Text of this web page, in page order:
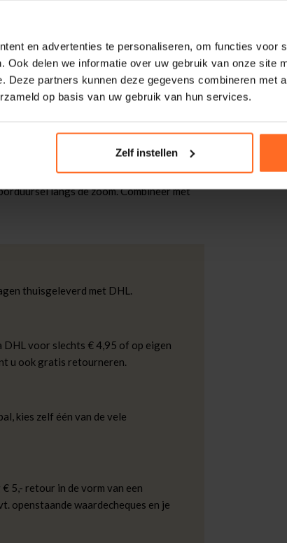
en advertenties te personaliseren, om functies voor
Ook delen we informatie over uw gebruik van onze site
Deze partners kunnen deze gegevens combineren met
op basis van uw gebruik van hun services.
Zelf instellen
lang en draagt maat 36
De elastische taille zit
pijpen geven bewegingsvrijheid.
langs de zoom. Combineer met
thuisgeleverd met DHL.
voor slechts € 4,95 of op eigen
u ook gratis retourneren.
kies zelf één van de vele
5,- retour in de vorm van een
openstaande waardecheques en je